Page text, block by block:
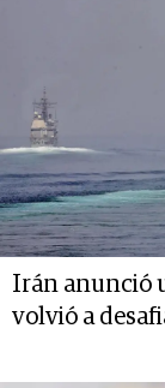
Irán anunció
volvió a